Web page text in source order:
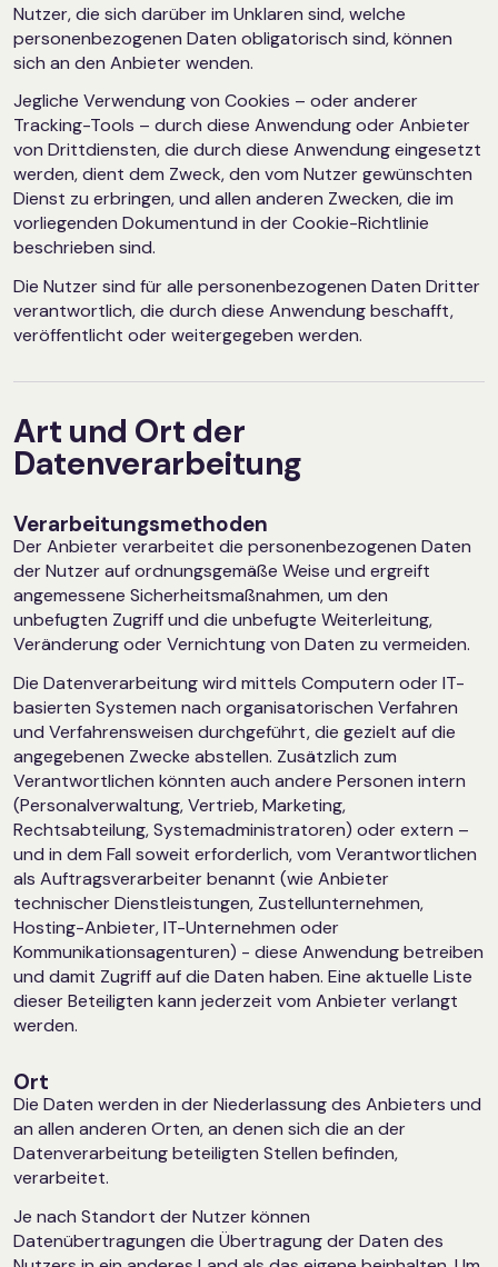
Nutzer, die sich darüber im Unklaren sind, welche
personenbezogenen Daten obligatorisch sind, können
sich an den Anbieter wenden.
Jegliche Verwendung von Cookies – oder anderer
Tracking-Tools – durch diese Anwendung oder Anbieter
von Drittdiensten, die durch diese Anwendung eingesetzt
werden, dient dem Zweck, den vom Nutzer gewünschten
Dienst zu erbringen, und allen anderen Zwecken, die im
vorliegenden Dokumentund in der Cookie-Richtlinie
beschrieben sind.
Die Nutzer sind für alle personenbezogenen Daten Dritter
verantwortlich, die durch diese Anwendung beschafft,
veröffentlicht oder weitergegeben werden.
Art und Ort der
Datenverarbeitung
Verarbeitungsmethoden
Der Anbieter verarbeitet die personenbezogenen Daten
der Nutzer auf ordnungsgemäße Weise und ergreift
angemessene Sicherheitsmaßnahmen, um den
unbefugten Zugriff und die unbefugte Weiterleitung,
Veränderung oder Vernichtung von Daten zu vermeiden.
Die Datenverarbeitung wird mittels Computern oder IT-
basierten Systemen nach organisatorischen Verfahren
und Verfahrensweisen durchgeführt, die gezielt auf die
angegebenen Zwecke abstellen. Zusätzlich zum
Verantwortlichen könnten auch andere Personen intern
(Personalverwaltung, Vertrieb, Marketing,
Rechtsabteilung, Systemadministratoren) oder extern –
und in dem Fall soweit erforderlich, vom Verantwortlichen
als Auftragsverarbeiter benannt (wie Anbieter
technischer Dienstleistungen, Zustellunternehmen,
Hosting-Anbieter, IT-Unternehmen oder
Kommunikationsagenturen) - diese Anwendung betreiben
und damit Zugriff auf die Daten haben. Eine aktuelle Liste
dieser Beteiligten kann jederzeit vom Anbieter verlangt
werden.
Ort
Die Daten werden in der Niederlassung des Anbieters und
an allen anderen Orten, an denen sich die an der
Datenverarbeitung beteiligten Stellen befinden,
verarbeitet.
Je nach Standort der Nutzer können
Datenübertragungen die Übertragung der Daten des